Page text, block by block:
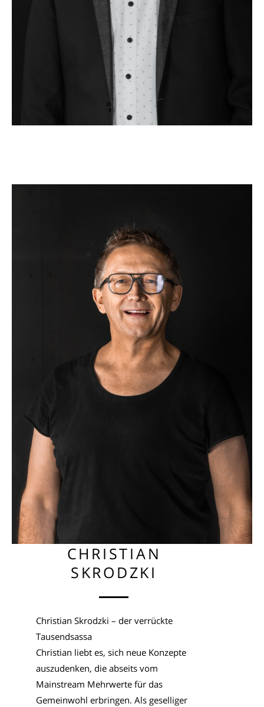
CHRISTIAN
SKRODZKI
Christian Skrodzki – der verrückte
Tausendsassa
Christian liebt es, sich neue Konzepte
auszudenken, die abseits vom
Mainstream Mehrwerte für das
Gemeinwohl erbringen. Als geselliger